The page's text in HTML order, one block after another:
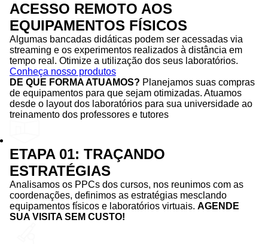
ACESSO REMOTO AOS
EQUIPAMENTOS FÍSICOS
Algumas bancadas didáticas podem ser acessadas via
streaming e os experimentos realizados à distância em
tempo real. Otimize a utilização dos seus laboratórios.
Conheça nosso produtos
DE QUE FORMA ATUAMOS? Planejamos suas compras
de equipamentos para que sejam otimizadas. Atuamos
desde o layout dos laboratórios para sua universidade ao
treinamento dos professores e tutores
ETAPA 01: TRAÇANDO
ESTRATÉGIAS
Analisamos os PPCs dos cursos, nos reunimos com as
coordenações, definimos as estratégias mesclando
equipamentos físicos e laboratórios virtuais. AGENDE
SUA VISITA SEM CUSTO!